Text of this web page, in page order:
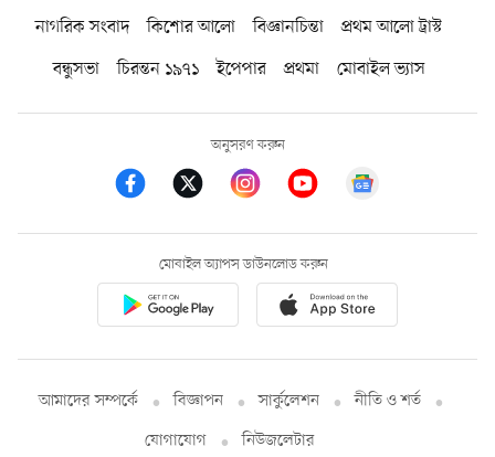
নাগরিক সংবাদ কিশোর আলো বিজ্ঞানচিন্তা
প্রথম আলো ট্রাস্ট
বন্ধুসভা
চিরন্তন ১৯৭১ ইপেপার প্রথমা মোবাইল ভ্যাস
অনুসরণ করুন
মোবাইল অ্যাপস ডাউনলোড করুন
আমাদের সম্পর্কে বিজ্ঞাপন সার্কুলেশন
নীতি ও শর্ত
যোগাযোগ
নিউজলেটার